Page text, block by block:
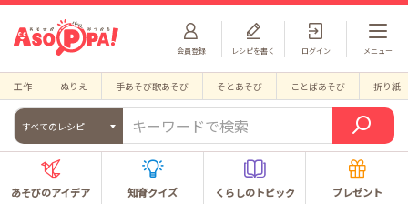
会員登録 ログイン
レシピを書く メニュー
工作 ぬりえ 手あそび歌あそび そとあそび ことばあそび 折り紙
すべてのレシピ
あそびのアイデア 知育クイズ くらしのトピック プレゼント